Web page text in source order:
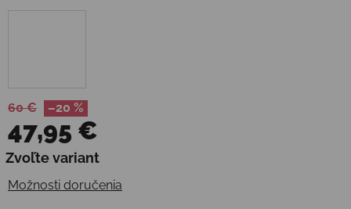
60 € –20 %
47,95 €
Jednotková cena:
Zvoľte variant
Možnosti doručenia